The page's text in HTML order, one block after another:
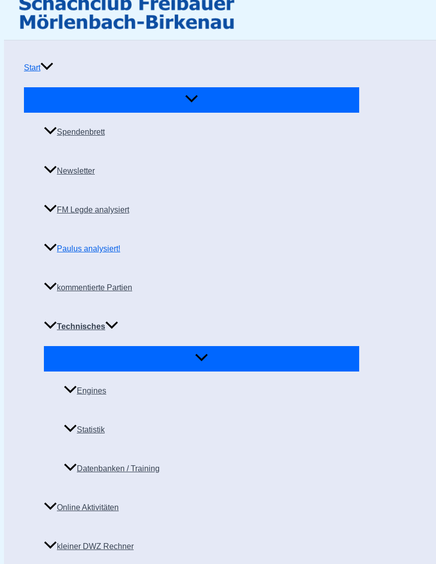
Start
Spendenbrett
Newsletter
FM Legde analysiert
Paulus analysiert!
kommentierte Partien
Technisches
Engines
Statistik
Datenbanken / Training
Online Aktivitäten
kleiner DWZ Rechner